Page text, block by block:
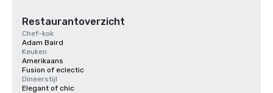
Restaurantoverzicht
Chef-kok
Adam Baird
Keuken
Amerikaans
Fusion of eclectic
Dineerstijl
Elegant of chic